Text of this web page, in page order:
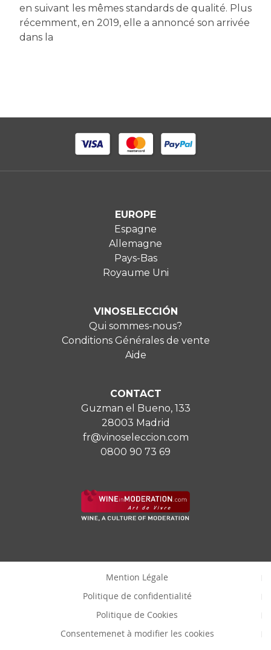
en suivant les mêmes standards de qualité. Plus
récemment, en 2019, elle a annoncé son arrivée
dans la
EUROPE
Espagne
Allemagne
Pays-Bas
Royaume Uni
VINOSELECCIÓN
Qui sommes-nous?
Conditions Générales de vente
Aide
CONTACT
Guzman el Bueno, 133
28003 Madrid
fr@vinoseleccion.com
0800 90 73 69
Mention Légale
Politique de confidentialité
Politique de Cookies
Consentemenet à modifier les cookies